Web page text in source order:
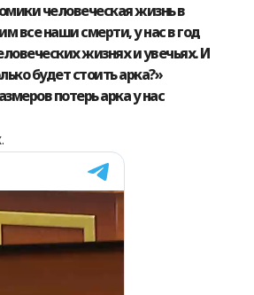
человеческая жизнь в
все наши смерти, у нас в год
жизнях и увечьях. И
будет стоить арка?»
потерь арка у нас